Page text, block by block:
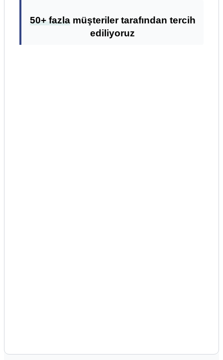
50+ fazlamüşteriler tarafından tercih
ediliyoruz